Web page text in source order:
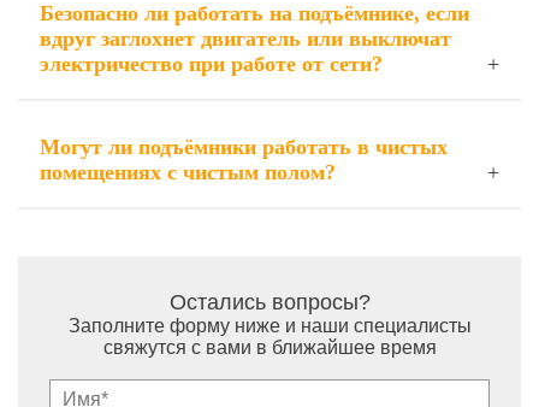
Безопасно ли работать на подъёмнике, если
вдруг заглохнет двигатель или выключат
электричество при работе от сети?
Могут ли подъёмники работать в чистых
помещениях с чистым полом?
Остались вопросы?
Заполните форму ниже и наши специалисты
свяжутся с вами в ближайшее время